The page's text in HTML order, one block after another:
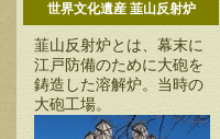
世界文化遺産 韮山反射炉
韮山反射炉とは、幕末に
江戸防備のために大砲を
鋳造した溶解炉。当時の
大砲工場。